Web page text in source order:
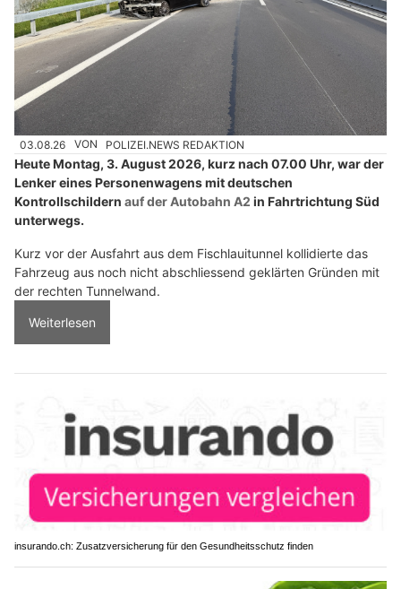
03.08.26 VON POLIZEI.NEWS REDAKTION
Heute Montag, 3. August 2026, kurz nach 07.00 Uhr, war der
Lenker eines Personenwagens mit deutschen
Kontrollschildern auf der Autobahn A2 in Fahrtrichtung Süd
unterwegs.
Kurz vor der Ausfahrt aus dem Fischlauitunnel kollidierte das
Fahrzeug aus noch nicht abschliessend geklärten Gründen mit
der rechten Tunnelwand.
Weiterlesen
insurando.ch: Zusatzversicherung für den Gesundheitsschutz finden